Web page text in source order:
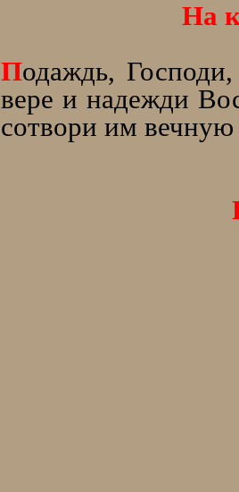
На
Подаждь,
вере и надежди
сотвори им вечную